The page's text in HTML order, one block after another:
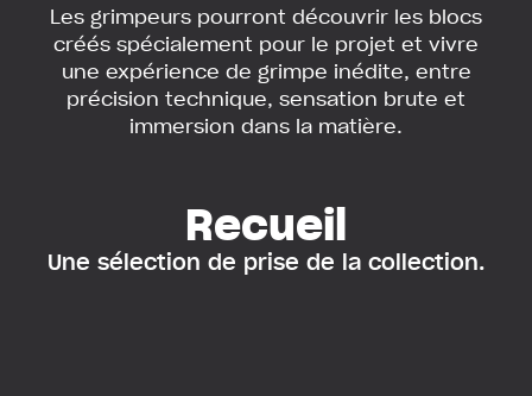
Les grimpeurs pourront découvrir les blocs
créés spécialement pour le projet et vivre
une expérience de grimpe inédite, entre
précision technique, sensation brute et
immersion dans la matière.
Recueil
Une sélection de prise de la collection.